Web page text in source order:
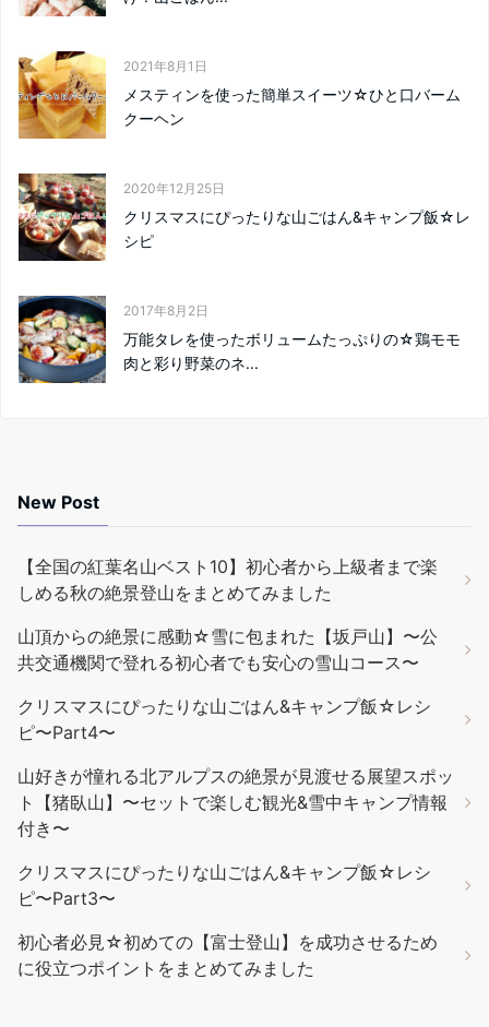
2021年8月1日
メスティンを使った簡単スイーツ☆ひと口バーム
クーヘン
2020年12月25日
クリスマスにぴったりな山ごはん&キャンプ飯☆レ
シピ
2017年8月2日
万能タレを使ったボリュームたっぷりの☆鶏モモ
肉と彩り野菜のネ...
New Post
【全国の紅葉名山ベスト10】初心者から上級者まで楽
しめる秋の絶景登山をまとめてみました
山頂からの絶景に感動☆雪に包まれた【坂戸山】〜公
共交通機関で登れる初心者でも安心の雪山コース〜
クリスマスにぴったりな山ごはん&キャンプ飯☆レシ
ピ〜Part4〜
山好きが憧れる北アルプスの絶景が見渡せる展望スポッ
ト【猪臥山】〜セットで楽しむ観光&雪中キャンプ情報
付き〜
クリスマスにぴったりな山ごはん&キャンプ飯☆レシ
ピ〜Part3〜
初心者必見☆初めての【富士登山】を成功させるため
に役立つポイントをまとめてみました